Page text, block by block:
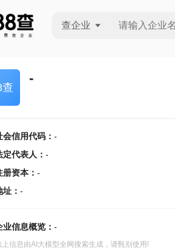
查企业
查
-
会信用代码： -
定代表人 ： -
册资本： -
址： -
业信息概览： -
上信息由AI大模型全网搜索生成，请甄别使用!